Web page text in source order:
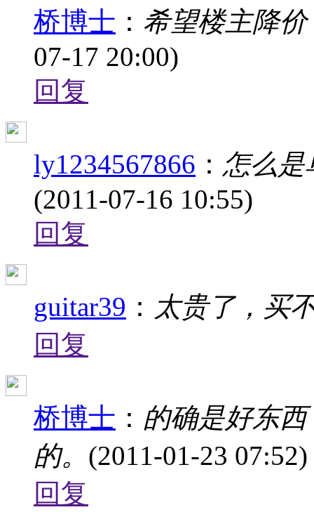
桥博士 ： 希望楼主降
07-17 20:00)
回复
ly1234567866 ： 怎么是
(2011-07-16 10:55)
回复
guitar39 ： 太贵了，买
回复
桥博士 ： 的确是好东
的。 (2011-01-23 07:52)
回复